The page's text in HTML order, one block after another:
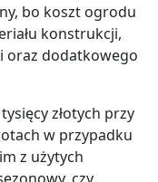
bo koszt ogrodu
konstrukcji,
oraz dodatkowego
złotych przy
w przypadku
z użytych